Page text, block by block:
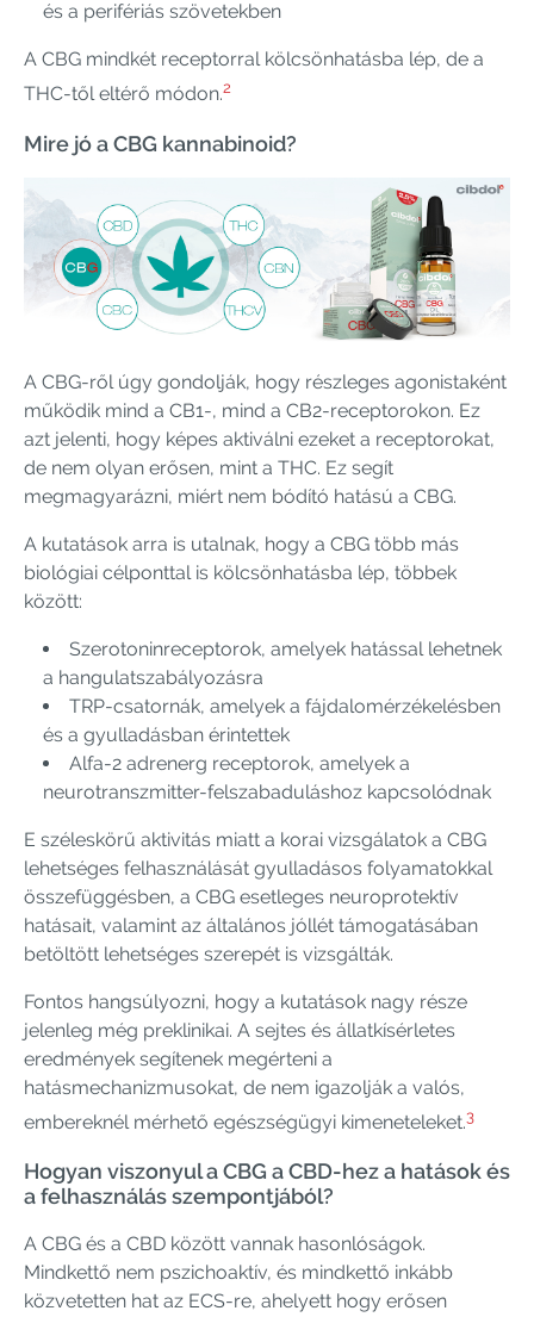
és a perifériás szövetekben
A CBG mindkét receptorral kölcsönhatásba lép, de a
THC-től eltérő módon.2
Mire jó a CBG kannabinoid?
A CBG-ről úgy gondolják, hogy részleges agonistaként
működik mind a CB1-, mind a CB2-receptorokon. Ez
azt jelenti, hogy képes aktiválni ezeket a receptorokat,
de nem olyan erősen, mint a THC. Ez segít
megmagyarázni, miért nem bódító hatású a CBG.
A kutatások arra is utalnak, hogy a CBG több más
biológiai célponttal is kölcsönhatásba lép, többek
között:
Szerotoninreceptorok, amelyek hatással lehetnek
a hangulatszabályozásra
TRP-csatornák, amelyek a fájdalomérzékelésben
és a gyulladásban érintettek
Alfa-2 adrenerg receptorok, amelyek a
neurotranszmitter-felszabaduláshoz kapcsolódnak
E széleskörű aktivitás miatt a korai vizsgálatok a CBG
lehetséges felhasználását gyulladásos folyamatokkal
összefüggésben, a CBG esetleges neuroprotektív
hatásait, valamint az általános jóllét támogatásában
betöltött lehetséges szerepét is vizsgálták.
Fontos hangsúlyozni, hogy a kutatások nagy része
jelenleg még preklinikai. A sejtes és állatkísérletes
eredmények segítenek megérteni a
hatásmechanizmusokat, de nem igazolják a valós,
embereknél mérhető egészségügyi kimeneteleket.3
Hogyan viszonyul a CBG a CBD-hez a hatások és
a felhasználás szempontjából?
A CBG és a CBD között vannak hasonlóságok.
Mindkettő nem pszichoaktív, és mindkettő inkább
közvetetten hat az ECS-re, ahelyett hogy erősen